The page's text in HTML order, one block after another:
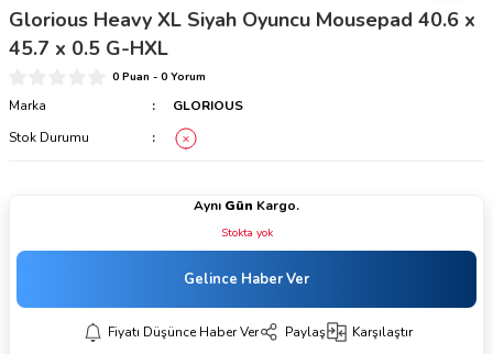
Glorious Heavy XL Siyah Oyuncu Mousepad 40.6 x
45.7 x 0.5 G-HXL
0 Puan - 0 Yorum
Marka
GLORIOUS
Stok Durumu
Aynı Gün Kargo.
Stokta yok
Gelince Haber Ver
Fiyatı Düşünce Haber Ver Paylaş Karşılaştır